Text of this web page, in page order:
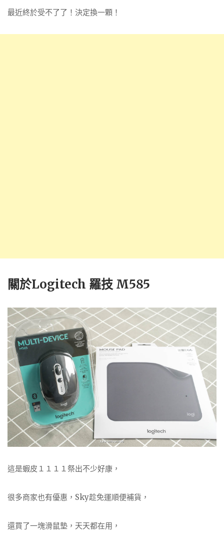
最近終於受不了了！決定換一顆！
關於Logitech 羅技 M585
這是蝦皮１１１１祭出不少好康，
很多商家也有優惠，Sky趁免運順便補貨，
還買了一塊滑鼠墊，天天都在用，